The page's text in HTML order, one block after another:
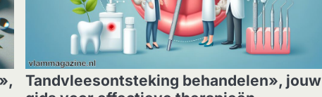
Tandvleesontsteking behandelen», jouw